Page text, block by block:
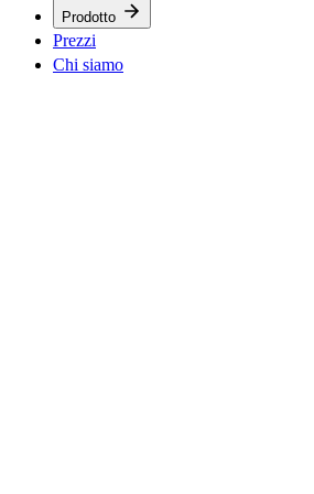
Prodotto
Prezzi
Chi siamo